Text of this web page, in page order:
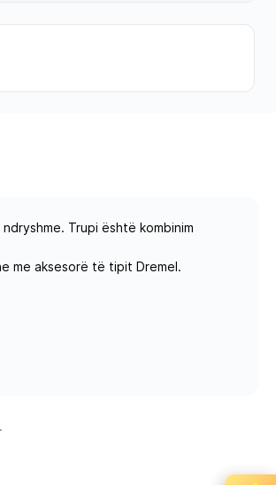
Trupi është kombinim
me aksesorë të tipit Dremel.